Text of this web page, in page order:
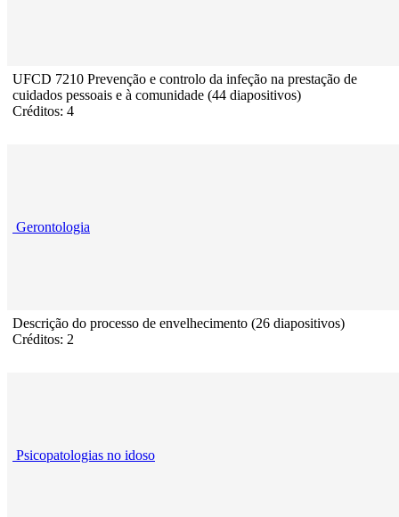
UFCD 7210 Prevenção e controlo da infeção na prestação de
cuidados pessoais e à comunidade (44 diapositivos)
Créditos: 4
Gerontologia
Descrição do processo de envelhecimento (26 diapositivos)
Créditos: 2
Psicopatologias no idoso